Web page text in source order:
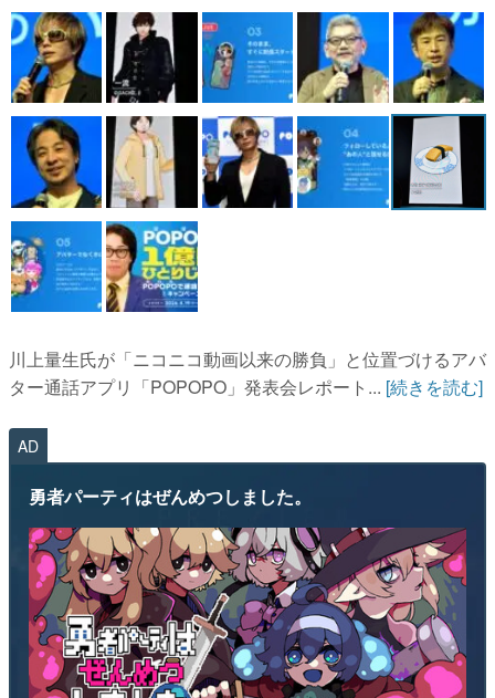
川上量生氏が「ニコニコ動画以来の勝負」と位置づけるアバ
ター通話アプリ「POPOPO」発表会レポート... [続きを読む]
AD
勇者パーティはぜんめつしました。